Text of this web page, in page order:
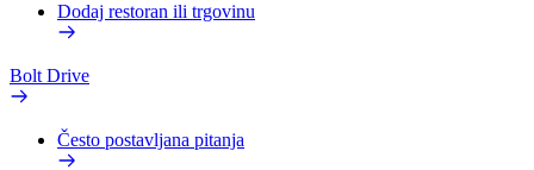
Dodaj restoran ili trgovinu
Bolt Drive
Često postavljana pitanja